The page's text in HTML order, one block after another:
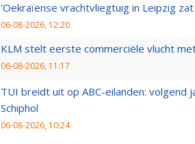
'Oekraïense vrachtvliegtuig in Leipzig
06-08-2026, 12:20
KLM stelt eerste commerciële vlucht
06-08-2026, 11:17
TUI breidt uit op ABC-eilanden:
Schiphol
06-08-2026, 10:24